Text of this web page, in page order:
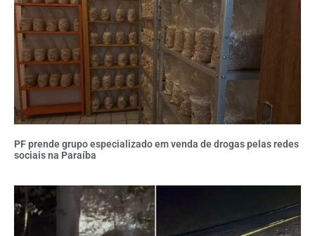
PF prende grupo especializado em venda de drogas pelas redes
sociais na Paraíba